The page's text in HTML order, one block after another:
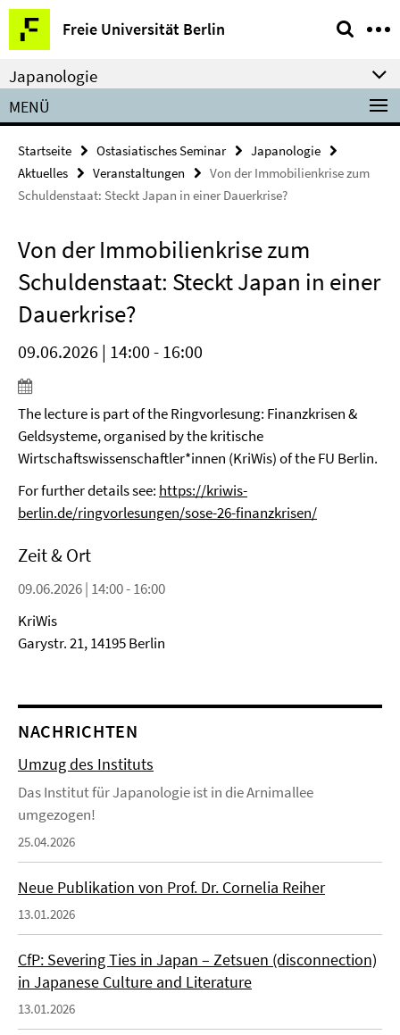
Springe
direkt
zu
Inhalt
Freie Universität Berlin
Service-
Navigation
Japanologie
MENÜ
Startseite Ostasiatisches Seminar
Japanologie
Aktuelles
Veranstaltungen
Von der Immobilienkrise zum
Schuldenstaat: Steckt Japan in einer Dauerkrise?
Von der Immobilienkrise zum
Schuldenstaat: Steckt Japan in einer
Dauerkrise?
09.06.2026 | 14:00 - 16:00
The lecture is part of the Ringvorlesung: Finanzkrisen &
Geldsysteme, organised by the kritische
Wirtschaftswissenschaftler*innen (KriWis) of the FU Berlin.
For further details see: https://kriwis-
berlin.de/ringvorlesungen/sose-26-finanzkrisen/
Zeit & Ort
09.06.2026 | 14:00 - 16:00
KriWis
Garystr. 21, 14195 Berlin
NACHRICHTEN
Umzug des Instituts
Das Institut für Japanologie ist in die Arnimallee
umgezogen!
25.04.2026
Neue Publikation von Prof. Dr. Cornelia Reiher
13.01.2026
CfP: Severing Ties in Japan – Zetsuen (disconnection)
in Japanese Culture and Literature
13.01.2026